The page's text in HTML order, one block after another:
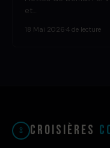
et…
18 Mai 2026 4 de lecture
Croisières